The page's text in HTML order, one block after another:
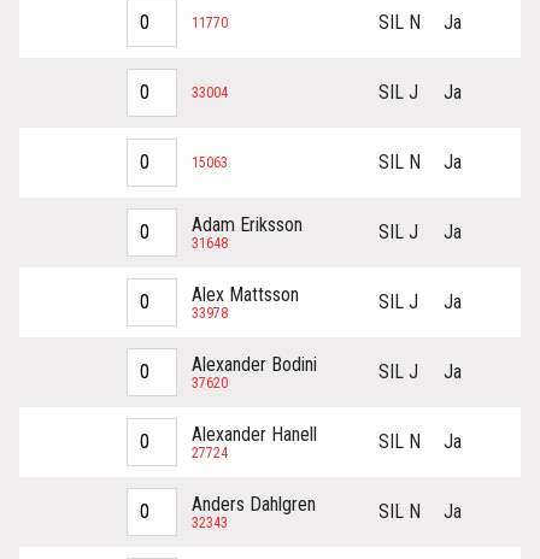
11770 SIL N Ja
33004 SIL J Ja
15063 SIL N Ja
Adam Eriksson
31648 SIL J Ja
Alex Mattsson
33978 SIL J Ja
Alexander Bodini
37620 SIL J Ja
Alexander Hanell
27724 SIL N Ja
Anders Dahlgren
32343 SIL N Ja